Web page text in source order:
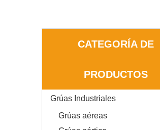
CATEGORÍA DE
PRODUCTOS
Grúas Industriales
Grúas aéreas